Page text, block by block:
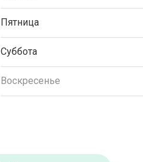
Пятница
Суббота
Воскресенье